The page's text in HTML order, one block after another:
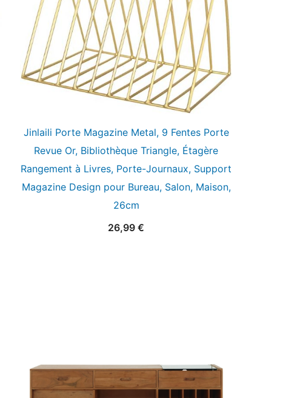
Jinlaili Porte Magazine Metal, 9 Fentes Porte
Revue Or, Bibliothèque Triangle, Étagère
Rangement à Livres, Porte-Journaux, Support
Magazine Design pour Bureau, Salon, Maison,
26cm
26,99 €